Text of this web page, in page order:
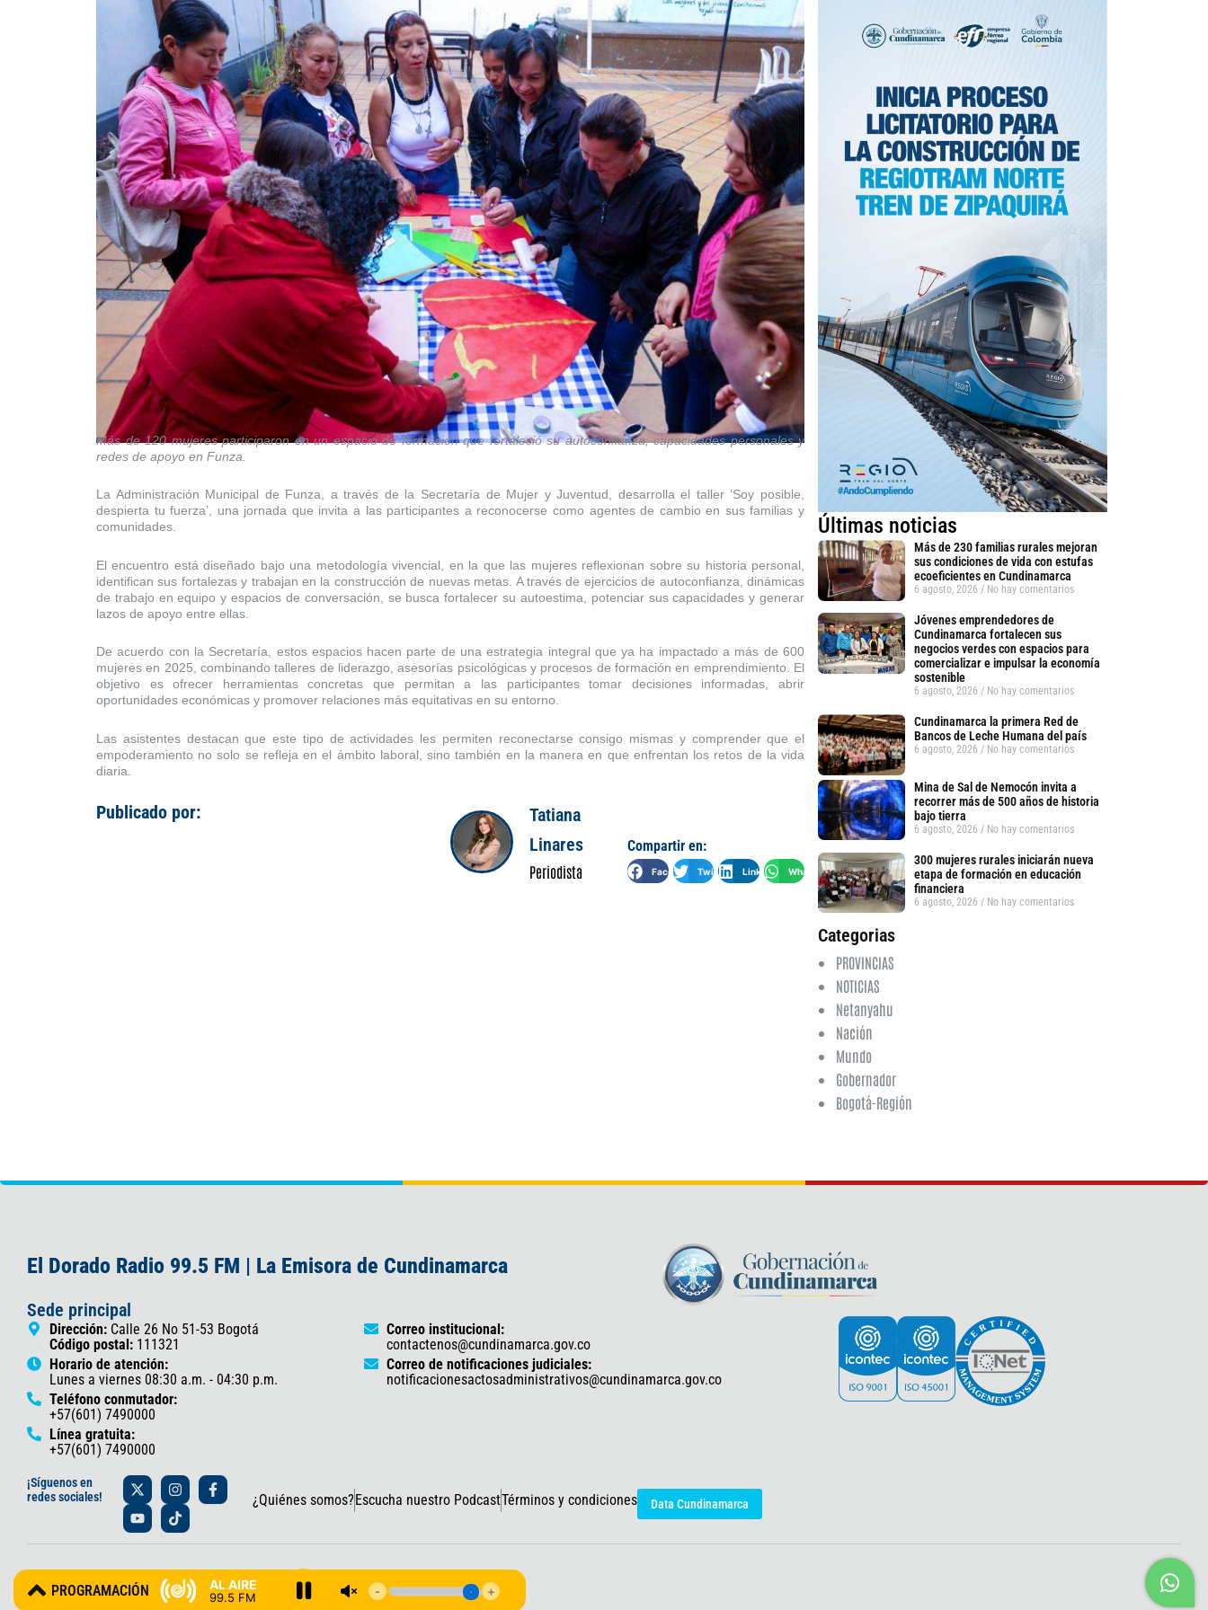
Más de 120 mujeres participaron en un espacio de formación que fortaleció su autoconfianza, capacidades personales y
redes de apoyo en Funza.
La Administración Municipal de Funza, a través de la Secretaría de Mujer y Juventud, desarrolla el taller ‘Soy posible,
despierta tu fuerza’, una jornada que invita a las participantes a reconocerse como agentes de cambio en sus familias y
comunidades.
El encuentro está diseñado bajo una metodología vivencial, en la que las mujeres reflexionan sobre su historia personal,
identifican sus fortalezas y trabajan en la construcción de nuevas metas. A través de ejercicios de autoconfianza, dinámicas
de trabajo en equipo y espacios de conversación, se busca fortalecer su autoestima, potenciar sus capacidades y generar
lazos de apoyo entre ellas.
De acuerdo con la Secretaría, estos espacios hacen parte de una estrategia integral que ya ha impactado a más de 600
mujeres en 2025, combinando talleres de liderazgo, asesorías psicológicas y procesos de formación en emprendimiento. El
objetivo es ofrecer herramientas concretas que permitan a las participantes tomar decisiones informadas, abrir
oportunidades económicas y promover relaciones más equitativas en su entorno.
Las asistentes destacan que este tipo de actividades les permiten reconectarse consigo mismas y comprender que el
empoderamiento no solo se refleja en el ámbito laboral, sino también en la manera en que enfrentan los retos de la vida
diaria.
Publicado por:
Tatiana
Linares
Periodista
Compartir en:
Facebook Twitter LinkedIn WhatsApp
Últimas noticias
Más de 230 familias rurales mejoran
sus condiciones de vida con estufas
ecoeficientes en Cundinamarca
6 agosto, 2026 No hay comentarios
Jóvenes emprendedores de
Cundinamarca fortalecen sus
negocios verdes con espacios para
comercializar e impulsar la economía
sostenible
6 agosto, 2026 No hay comentarios
Cundinamarca la primera Red de
Bancos de Leche Humana del país
6 agosto, 2026 No hay comentarios
Mina de Sal de Nemocón invita a
recorrer más de 500 años de historia
bajo tierra
6 agosto, 2026 No hay comentarios
300 mujeres rurales iniciarán nueva
etapa de formación en educación
financiera
6 agosto, 2026 No hay comentarios
Categorias
PROVINCIAS
NOTICIAS
Netanyahu
Nación
Mundo
Gobernador
Bogotá-Región
El Dorado Radio 99.5 FM | La Emisora de Cundinamarca
Sede principal
Dirección: Calle 26 No 51-53 Bogotá
Código postal: 111321
Horario de atención:
Lunes a viernes 08:30 a.m. - 04:30 p.m.
Teléfono conmutador:
+57(601) 7490000
Línea gratuita:
+57(601) 7490000
Correo institucional:
contactenos@cundinamarca.gov.co
Correo de notificaciones judiciales:
notificacionesactosadministrativos@cundinamarca.gov.co
AL AIRE
99.5 FM
¡Síguenos en
redes sociales!
X
-
t
w
i
t
e
r
I
n
s
t
a
r
a
m
F
a
c
o
k
-
Y
o
u
t
u
e
T
i
k
t
o
¿Quiénes somos?Escucha nuestro PodcastTérminos y condiciones Data Cundinamarca
© 2025 Gobernación de Cundinamarca – Oficina de Prensa y Comunicaciones
PROGRAMACIÓN